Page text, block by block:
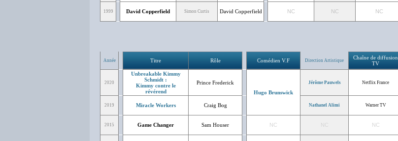
1999 David Copperfield Simon Curtis David Copperfield NC NC NC
Année Titre Rôle Comédien V.F Direction Artistique
Chaîne de diffusion
TV
2020
Unbreakable Kimmy
Schmidt :
Kimmy contre le
révérend
Prince Frederick
Hugo Brunswick
Jérôme Pauwels Netflix France
2019 Miracle Workers Craig Bog Nathanel Alimi Warner TV
2015 Game Changer Sam Houser NC NC NC